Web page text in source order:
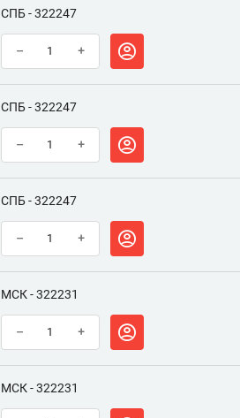
СПБ - 322247
– +
СПБ - 322247
– +
СПБ - 322247
– +
МСК - 322231
– +
МСК - 322231